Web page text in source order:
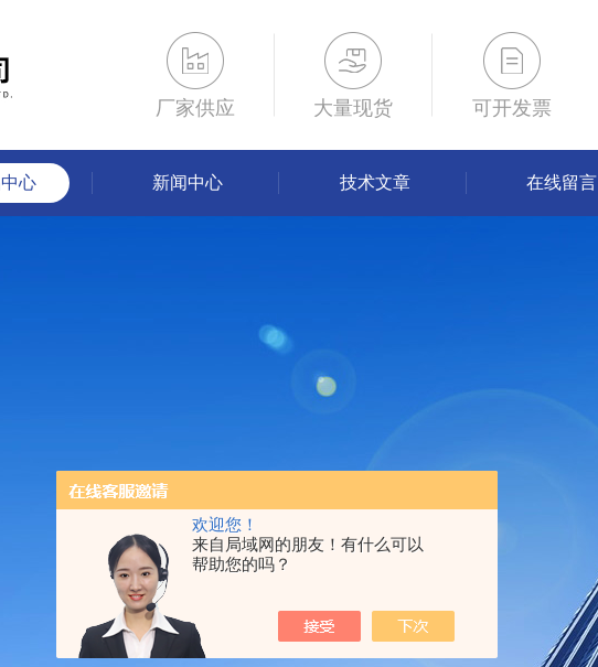
欢迎您！
来自局域网的朋友！有什么可以
帮助您的吗？
厂家供应 大量现货 可开发票
心 新闻中心 技术文章 在线留言